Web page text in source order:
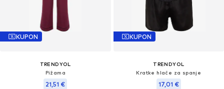
KUPON
TRENDYOL
Pižama
21,51 €
KUPON
TRENDYOL
Kratke hlače za spanje
17,01 €